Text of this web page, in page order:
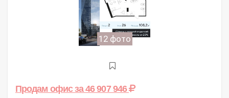
12 фото
Продам офисза 46 907 946